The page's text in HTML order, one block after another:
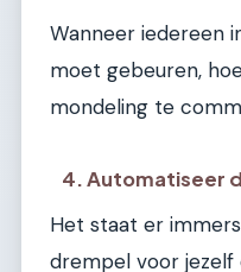
Wanneer iedereen
moet gebeuren,
mondeling te
4. Automatiseer
Het staat er
drempel voor